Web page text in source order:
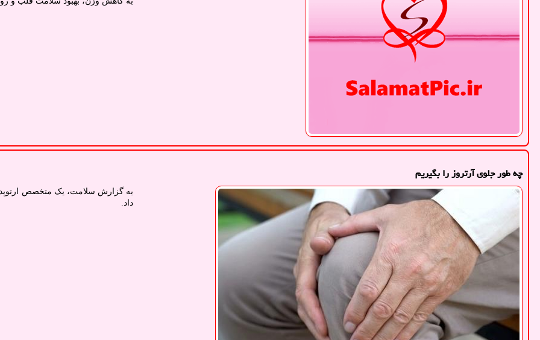
چه طور جلوی آرتروز را بگیریم
به گزارش سلامت، یک متخصص
داد.